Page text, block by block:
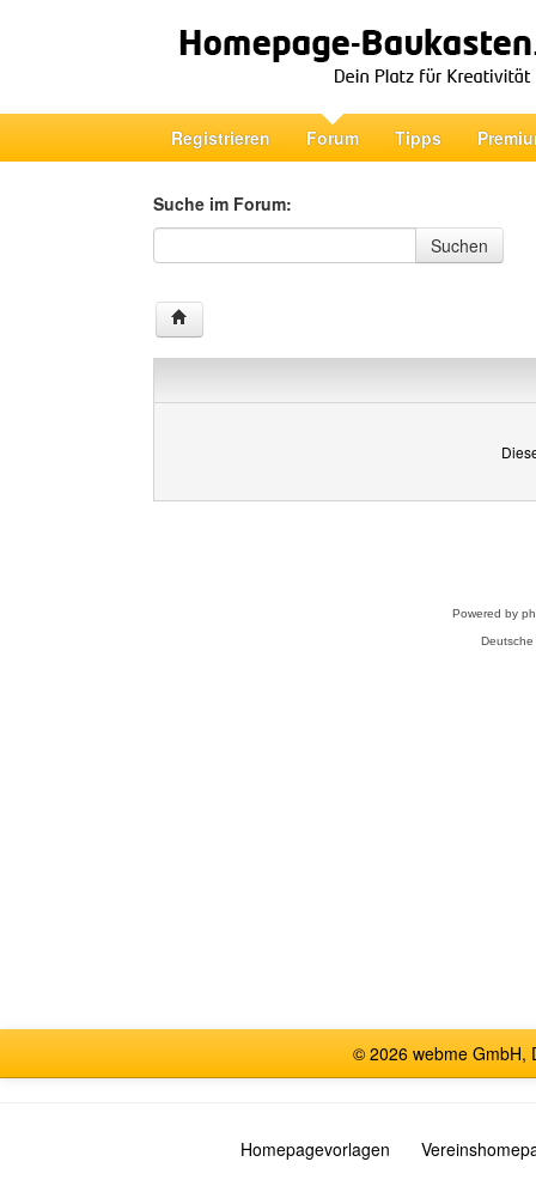
Registrieren Forum Tipps
Suche im Forum:
Suche im Forum
Suchen
Powered by
© 2026 webme GmbH,
Homepagevorlagen